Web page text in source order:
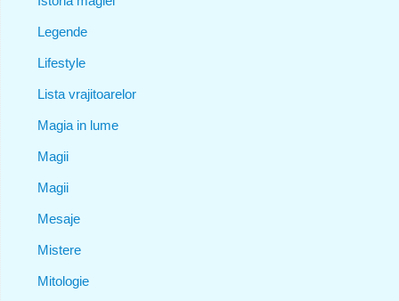
Legende
Lifestyle
Lista vrajitoarelor
Magia in lume
Magii
Magii
Mesaje
Mistere
Mitologie